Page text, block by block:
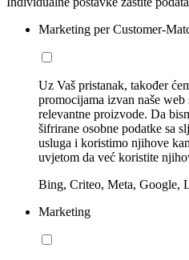
Marketing per Customer-
Uz Vaš pristanak, također
promocijama izvan naše
relevantne proizvode. Da
šifrirane osobne podatke sa
usluga i koristimo njihove
uvjetom da već koristite
Bing, Criteo, Meta, Google,
Marketing